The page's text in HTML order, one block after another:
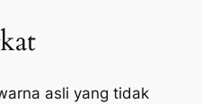
asli yang tidak